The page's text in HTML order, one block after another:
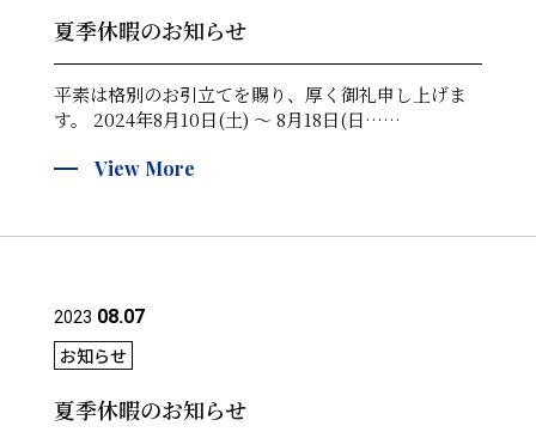
夏季休暇のお知らせ
平素は格別のお引立てを賜り、厚く御礼申し上げま
す。 2024年8月10日(土) ～ 8月18日(日……
View More
2023 08.07
お知らせ
夏季休暇のお知らせ